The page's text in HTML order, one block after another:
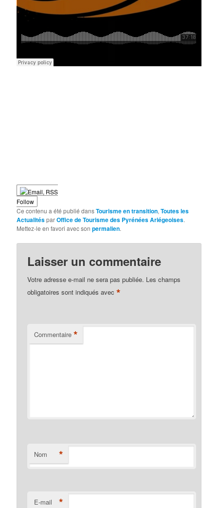
Follow
Ce contenu a été publié dansTourisme en transition,Toutes les
ActualitésparOffice de Tourisme des Pyrénées Ariégeoises.
Mettez-le en favori avec sonpermalien.
Laisser un commentaire
Votre adresse e-mail ne sera pas publiée. Les champs
obligatoires sont indiqués avec*
Commentaire *
Nom *
E-mail *